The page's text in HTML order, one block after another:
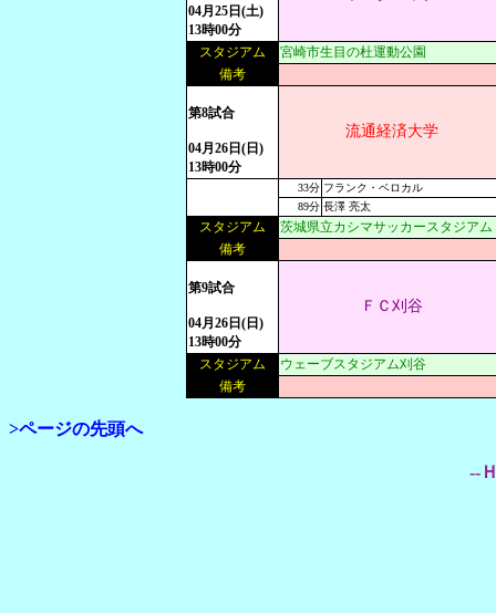
04月25日(土)
13時00分
スタジアム
宮崎市生目の杜運動公園
備考
第8試合
04月26日(日)
13時00分
流通経済大学
33分 フランク・ベロカル
89分 長澤 亮太
スタジアム
茨城県立カシマサッカースタジアム
備考
第9試合
04月26日(日)
13時00分
ＦＣ刈谷
スタジアム
ウェーブスタジアム刈谷
備考
>ページの先頭へ
--